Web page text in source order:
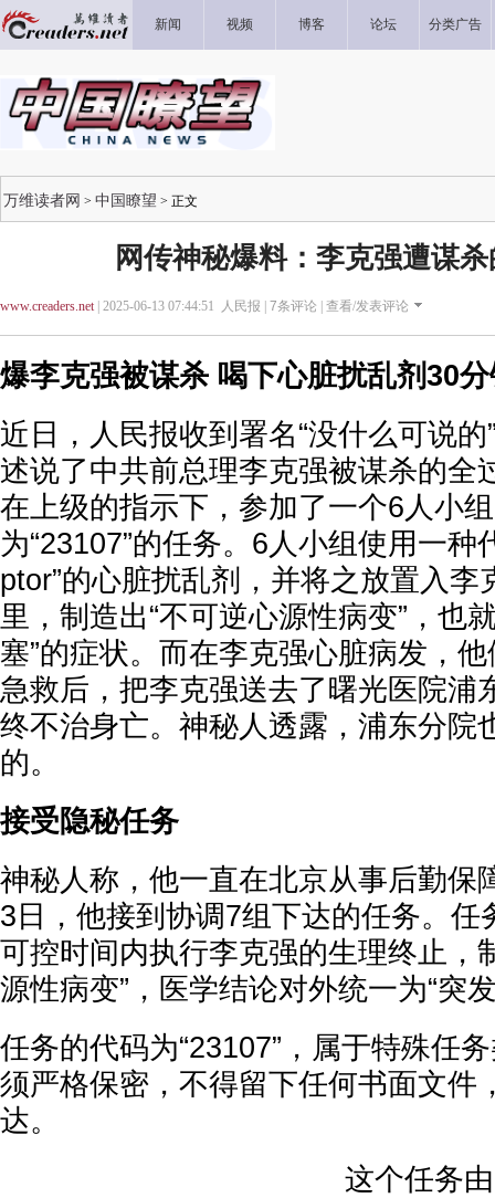
新闻 视频 博客 论坛 分类广告
万维读者网 > 中国瞭望 > 正文
网传神秘爆料：李克强遭谋
www.creaders.net| 2025-06-13 07:44:51 人民报 | 7条评论 | 查看/发表评论
爆李克强被谋杀 喝下心脏扰乱剂30
近日，人民报收到署名“没什么可说
述说了中共前总理李克强被谋杀的全
在上级的指示下，参加了一个6人小
为“23107”的任务。6人小组使用一种
ptor”的心脏扰乱剂，并将之放置入李
里，制造出“不可逆心源性病变”，也
塞”的症状。而在李克强心脏病发，
急救后，把李克强送去了曙光医院浦
终不治身亡。神秘人透露，浦东分院
的。
接受隐秘任务
神秘人称，他一直在北京从事后勤保
3日，他接到协调7组下达的任务。任
可控时间内执行李克强的生理终止，
源性病变”，医学结论对外统一为“突
任务的代码为“23107”，属于特殊任
须严格保密，不得留下任何书面文件
达。
这个任务